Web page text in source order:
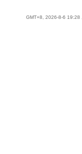
GMT+8, 2026-8-6 19:28